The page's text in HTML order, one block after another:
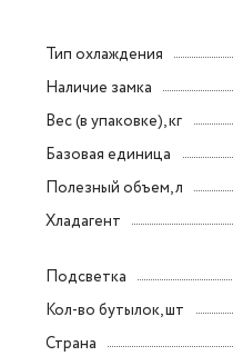
Тип охлаждения
Наличие замка
Вес (в упаковке), кг
Базовая единица
Полезный объем, л
Хладагент
Подсветка
Кол-во бутылок, шт
Страна